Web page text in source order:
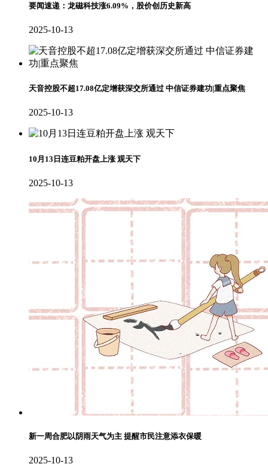
要闻速递：龙磁科技涨6.09%，股价创历史新高
2025-10-13
天音控股不超17.08亿定增获深交所通过 中信证券建功|重点聚焦
2025-10-13
10月13日连豆粕开盘上涨 观天下
2025-10-13
新一周合肥以阴雨天气为主 提醒市民注意添衣保暖
2025-10-13